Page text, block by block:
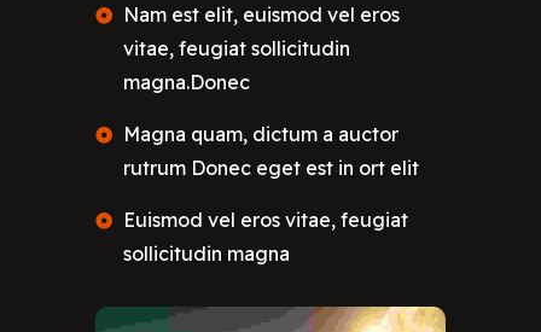
Nam est elit, euismod vel eros
vitae, feugiat sollicitudin
magna.Donec
Magna quam, dictum a auctor
rutrum Donec eget est in ort elit
Euismod vel eros vitae, feugiat
sollicitudin magna